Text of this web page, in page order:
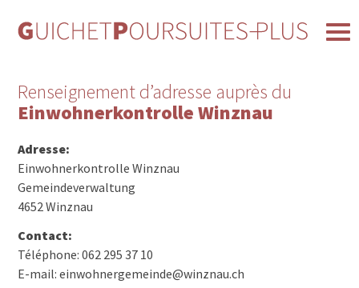
Renseignement d’adresse auprès du
Einwohnerkontrolle Winznau
Adresse:
Einwohnerkontrolle Winznau
Gemeindeverwaltung
4652 Winznau
Contact:
Téléphone: 062 295 37 10
E-mail: einwohnergemeinde@winznau.ch